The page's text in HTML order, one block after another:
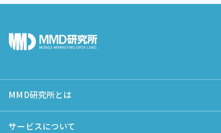
MMD研究所とは
サービスについて